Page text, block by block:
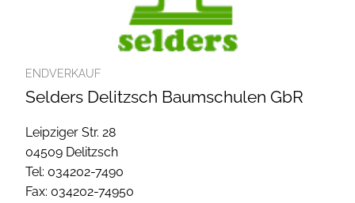
ENDVERKAUF
Selders Delitzsch Baumschulen GbR
Leipziger Str. 28
04509 Delitzsch
Tel: 034202-7490
Fax: 034202-74950